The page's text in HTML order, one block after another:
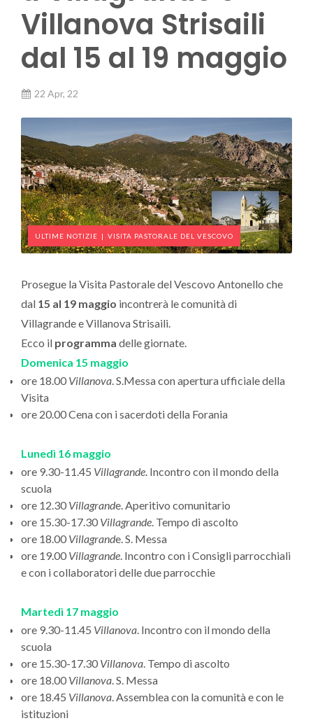
Villanova Strisaili
dal 15 al 19 maggio
22 Apr, 22
ULTIME NOTIZIE | VISITA PASTORALE DEL VESCOVO
Prosegue la Visita Pastorale del Vescovo Antonello che
dal 15 al 19 maggio incontrerà le comunità di
Villagrande e Villanova Strisaili.
Ecco il programma delle giornate.
Domenica 15 maggio
ore 18.00 Villanova. S.Messa con apertura ufficiale della
Visita
ore 20.00 Cena con i sacerdoti della Forania
Lunedì 16 maggio
ore 9.30-11.45 Villagrande. Incontro con il mondo della
scuola
ore 12.30 Villagrande. Aperitivo comunitario
ore 15.30-17.30 Villagrande. Tempo di ascolto
ore 18.00 Villagrande. S. Messa
ore 19.00 Villagrande. Incontro con i Consigli parrocchiali
e con i collaboratori delle due parrocchie
Martedì 17 maggio
ore 9.30-11.45 Villanova. Incontro con il mondo della
scuola
ore 15.30-17.30 Villanova. Tempo di ascolto
ore 18.00 Villanova. S. Messa
ore 18.45 Villanova. Assemblea con la comunità e con le
istituzioni